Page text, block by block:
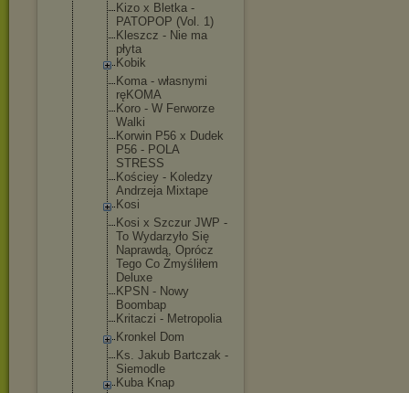
Kizo x Bletka -
PATOPOP (Vol. 1)
Kleszcz - Nie ma
płyta
Kobik
Koma - własnymi
ręKOMA
Koro - W Ferworze
Walki
Korwin P56 x Dudek
P56 - POLA
STRESS
Kościey - Koledzy
Andrzeja Mixtape
Kosi
Kosi x Szczur JWP -
To Wydarzyło Się
Naprawdą, Oprócz
Tego Co Zmyśliłem
Deluxe
KPSN - Nowy
Boombap
Kritaczi - Metropolia
Kronkel Dom
Ks. Jakub Bartczak -
Siemodle
Kuba Knap